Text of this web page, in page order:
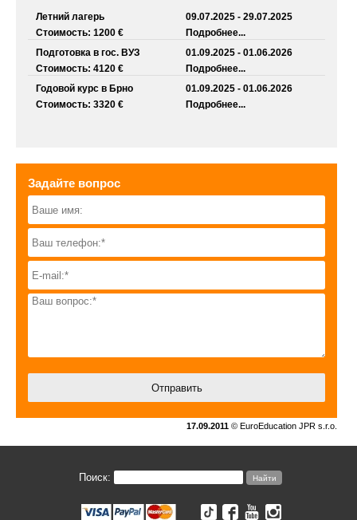
Летний лагерь
Стоимость: 1200 €
09.07.2025 - 29.07.2025
Подробнее...
Подготовка в гос. ВУЗ
Стоимость: 4120 €
01.09.2025 - 01.06.2026
Подробнее...
Годовой курс в Брно
Стоимость: 3320 €
01.09.2025 - 01.06.2026
Подробнее...
Задайте вопрос
17.09.2011 © EuroEducation JPR s.r.o.
Поиск: